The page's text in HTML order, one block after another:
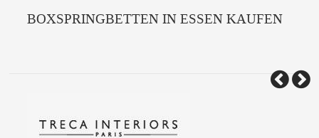
BOXSPRINGBETTEN IN ESSEN KAUFEN